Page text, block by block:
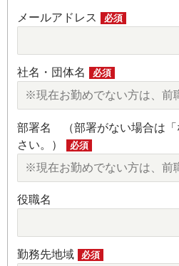
メールアドレス 必須
社名・団体名 必須
部署名 （部署がない場合は「
さい。）
必須
役職名
勤務先地域 必須